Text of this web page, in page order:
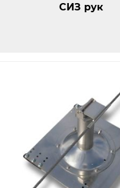
СИЗ рук